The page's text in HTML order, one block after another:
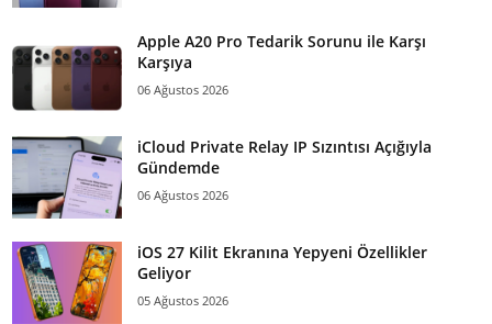
Apple A20 Pro Tedarik Sorunu ile Karşı
Karşıya
06 Ağustos 2026
iCloud Private Relay IP Sızıntısı Açığıyla
Gündemde
06 Ağustos 2026
iOS 27 Kilit Ekranına Yepyeni Özellikler
Geliyor
05 Ağustos 2026